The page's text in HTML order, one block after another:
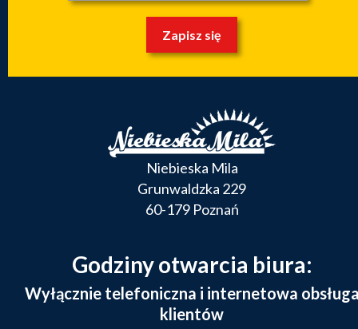
Zapisz się
Niebieska Mila
Grunwaldzka 229
60-179 Poznań
Godziny otwarcia biura:
Wyłącznie telefoniczna i internetowa
klientów